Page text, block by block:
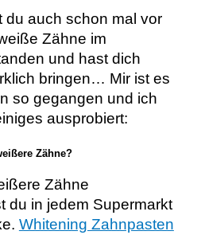
du auch schon mal vor
Zähne im
und hast dich
bringen… Mir ist es
so gegangen und ich
ausprobiert:
Zähne?
Zähne
du in jedem Supermarkt
Whitening Zahnpasten